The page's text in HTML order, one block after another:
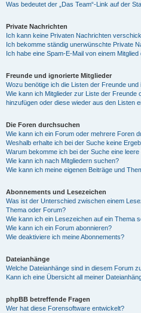
Was bedeutet der „Das Team“-Link auf der
Private Nachrichten
Ich kann keine Privaten Nachrichten
Ich bekomme ständig unerwünschte Private
Ich habe eine Spam-E-Mail von einem
Freunde und ignorierte Mitglieder
Wozu benötige ich die Listen der Freunde und
Wie kann ich Mitglieder zur Liste der Freunde
hinzufügen oder diese wieder aus den Listen
Die Foren durchsuchen
Wie kann ich ein Forum oder mehrere Foren
Weshalb erhalte ich bei der Suche keine
Warum bekomme ich bei der Suche eine leere
Wie kann ich nach Mitgliedern suchen?
Wie kann ich meine eigenen Beiträge und
Abonnements und Lesezeichen
Was ist der Unterschied zwischen einem
Thema oder Forum?
Wie kann ich ein Lesezeichen auf ein Thema
Wie kann ich ein Forum abonnieren?
Wie deaktiviere ich meine Abonnements?
Dateianhänge
Welche Dateianhänge sind in diesem Forum
Kann ich eine Übersicht all meiner
phpBB betreffende Fragen
Wer hat diese Forensoftware entwickelt?